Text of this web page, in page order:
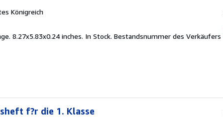
Königreich
8.27x5.83x0.24 inches. In Stock. Bestandsnummer des Verkäufers
f?r die 1. Klasse